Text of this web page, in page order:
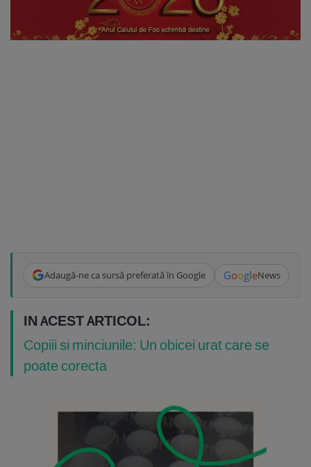
Adaugă-ne ca sursă preferată în Google GoogleNews
IN ACEST ARTICOL:
Copiii si minciunile: Un obicei urat care se
poate corecta